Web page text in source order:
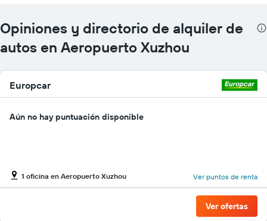
Opiniones y directorio de alquiler de
autos en Aeropuerto Xuzhou
Europcar
Aún no hay puntuación disponible
1 oficina en Aeropuerto Xuzhou Ver puntos de renta
Ver ofertas